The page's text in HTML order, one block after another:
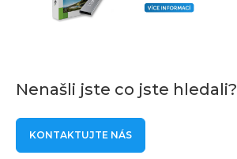
Nenašli jste co jste hledali?
KONTAKTUJTE NÁS